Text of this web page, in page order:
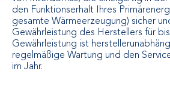
den Funktionserhalt Ihres
gesamte Wärmeerzeugung) sicher
Gewährleistung des Herstellers für
Gewährleistung ist
regelmäßige Wartung und den
im Jahr.